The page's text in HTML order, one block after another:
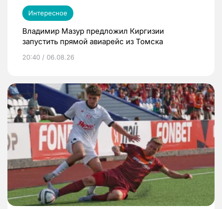
Интересное
Владимир Мазур предложил Киргизии
запустить прямой авиарейс из Томска
20:40 / 06.08.26